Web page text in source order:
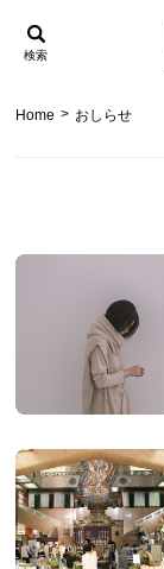
検索
Home > おしらせ